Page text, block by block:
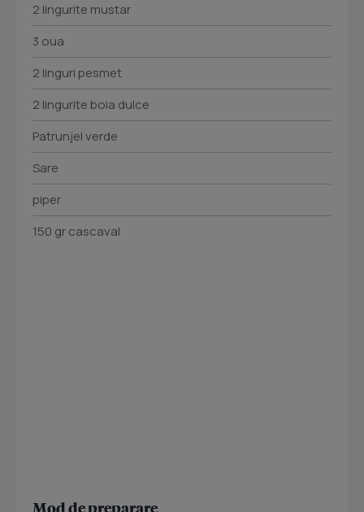
2 lingurite mustar
3 oua
2 linguri pesmet
2 lingurite boia dulce
Patrunjel verde
Sare
piper
150 gr cascaval
Mod de preparare